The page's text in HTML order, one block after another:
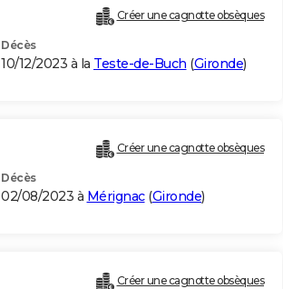
Créer une cagnotte obsèques
Décès
10/12/2023 à la Teste-de-Buch (Gironde)
Créer une cagnotte obsèques
Décès
02/08/2023 à Mérignac(Gironde)
Créer une cagnotte obsèques